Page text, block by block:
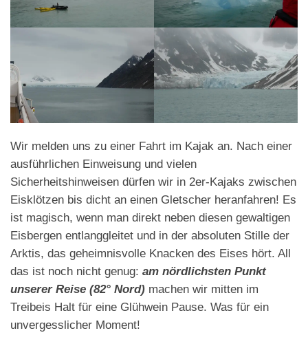
Wir melden uns zu einer Fahrt im Kajak an. Nach einer
ausführlichen Einweisung und vielen
Sicherheitshinweisen dürfen wir in 2er-Kajaks zwischen
Eisklötzen bis dicht an einen Gletscher heranfahren! Es
ist magisch, wenn man direkt neben diesen gewaltigen
Eisbergen entlanggleitet und in der absoluten Stille der
Arktis, das geheimnisvolle Knacken des Eises hört. All
das ist noch nicht genug: am nördlichsten Punkt
unserer Reise (82° Nord) machen wir mitten im
Treibeis Halt für eine Glühwein Pause. Was für ein
unvergesslicher Moment!